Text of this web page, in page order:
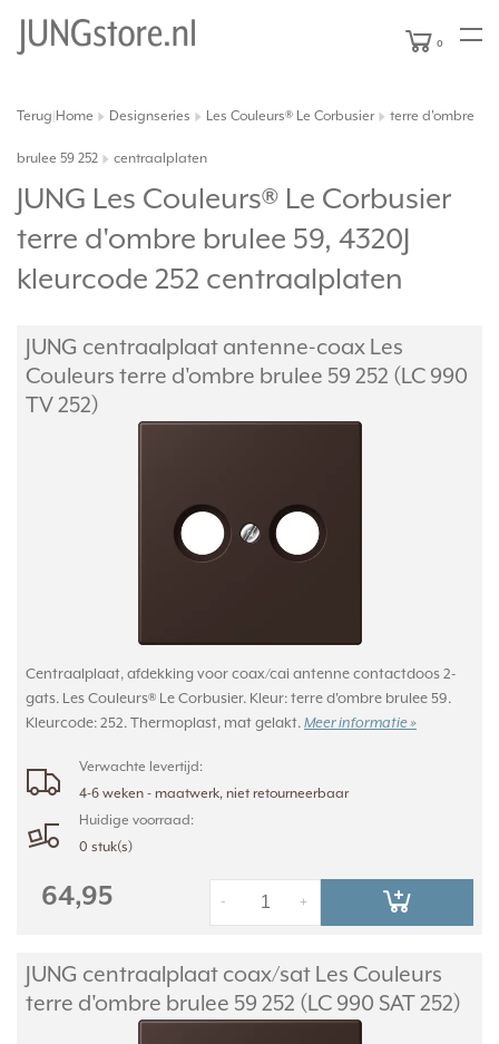
0
Terug Home Designseries Les Couleurs® Le Corbusier terre d'ombre
brulee 59 252 centraalplaten
JUNG Les Couleurs® Le Corbusier
terre d'ombre brulee 59, 4320J
kleurcode 252 centraalplaten
JUNG centraalplaat antenne-coax Les
Couleurs terre d'ombre brulee 59 252 (LC 990
TV 252)
Centraalplaat, afdekking voor coax/cai antenne contactdoos 2-
gats. Les Couleurs® Le Corbusier. Kleur: terre d'ombre brulee 59.
Kleurcode: 252. Thermoplast, mat gelakt. Meer informatie »
Verwachte levertijd:
4-6 weken - maatwerk, niet retourneerbaar
Huidige voorraad:
0 stuk(s)
64,95 +
-
JUNG centraalplaat coax/sat Les Couleurs
terre d'ombre brulee 59 252 (LC 990 SAT 252)